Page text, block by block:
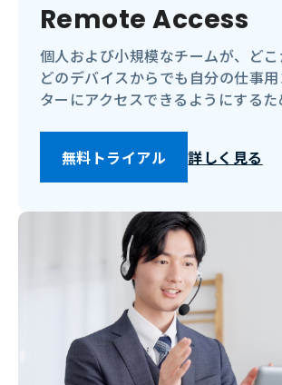
Remote Access
個人および小規模なチームが、どこ
どのデバイスからでも自分の仕事
ターにアクセスできるようにするた
無料トライアル 詳しく見る